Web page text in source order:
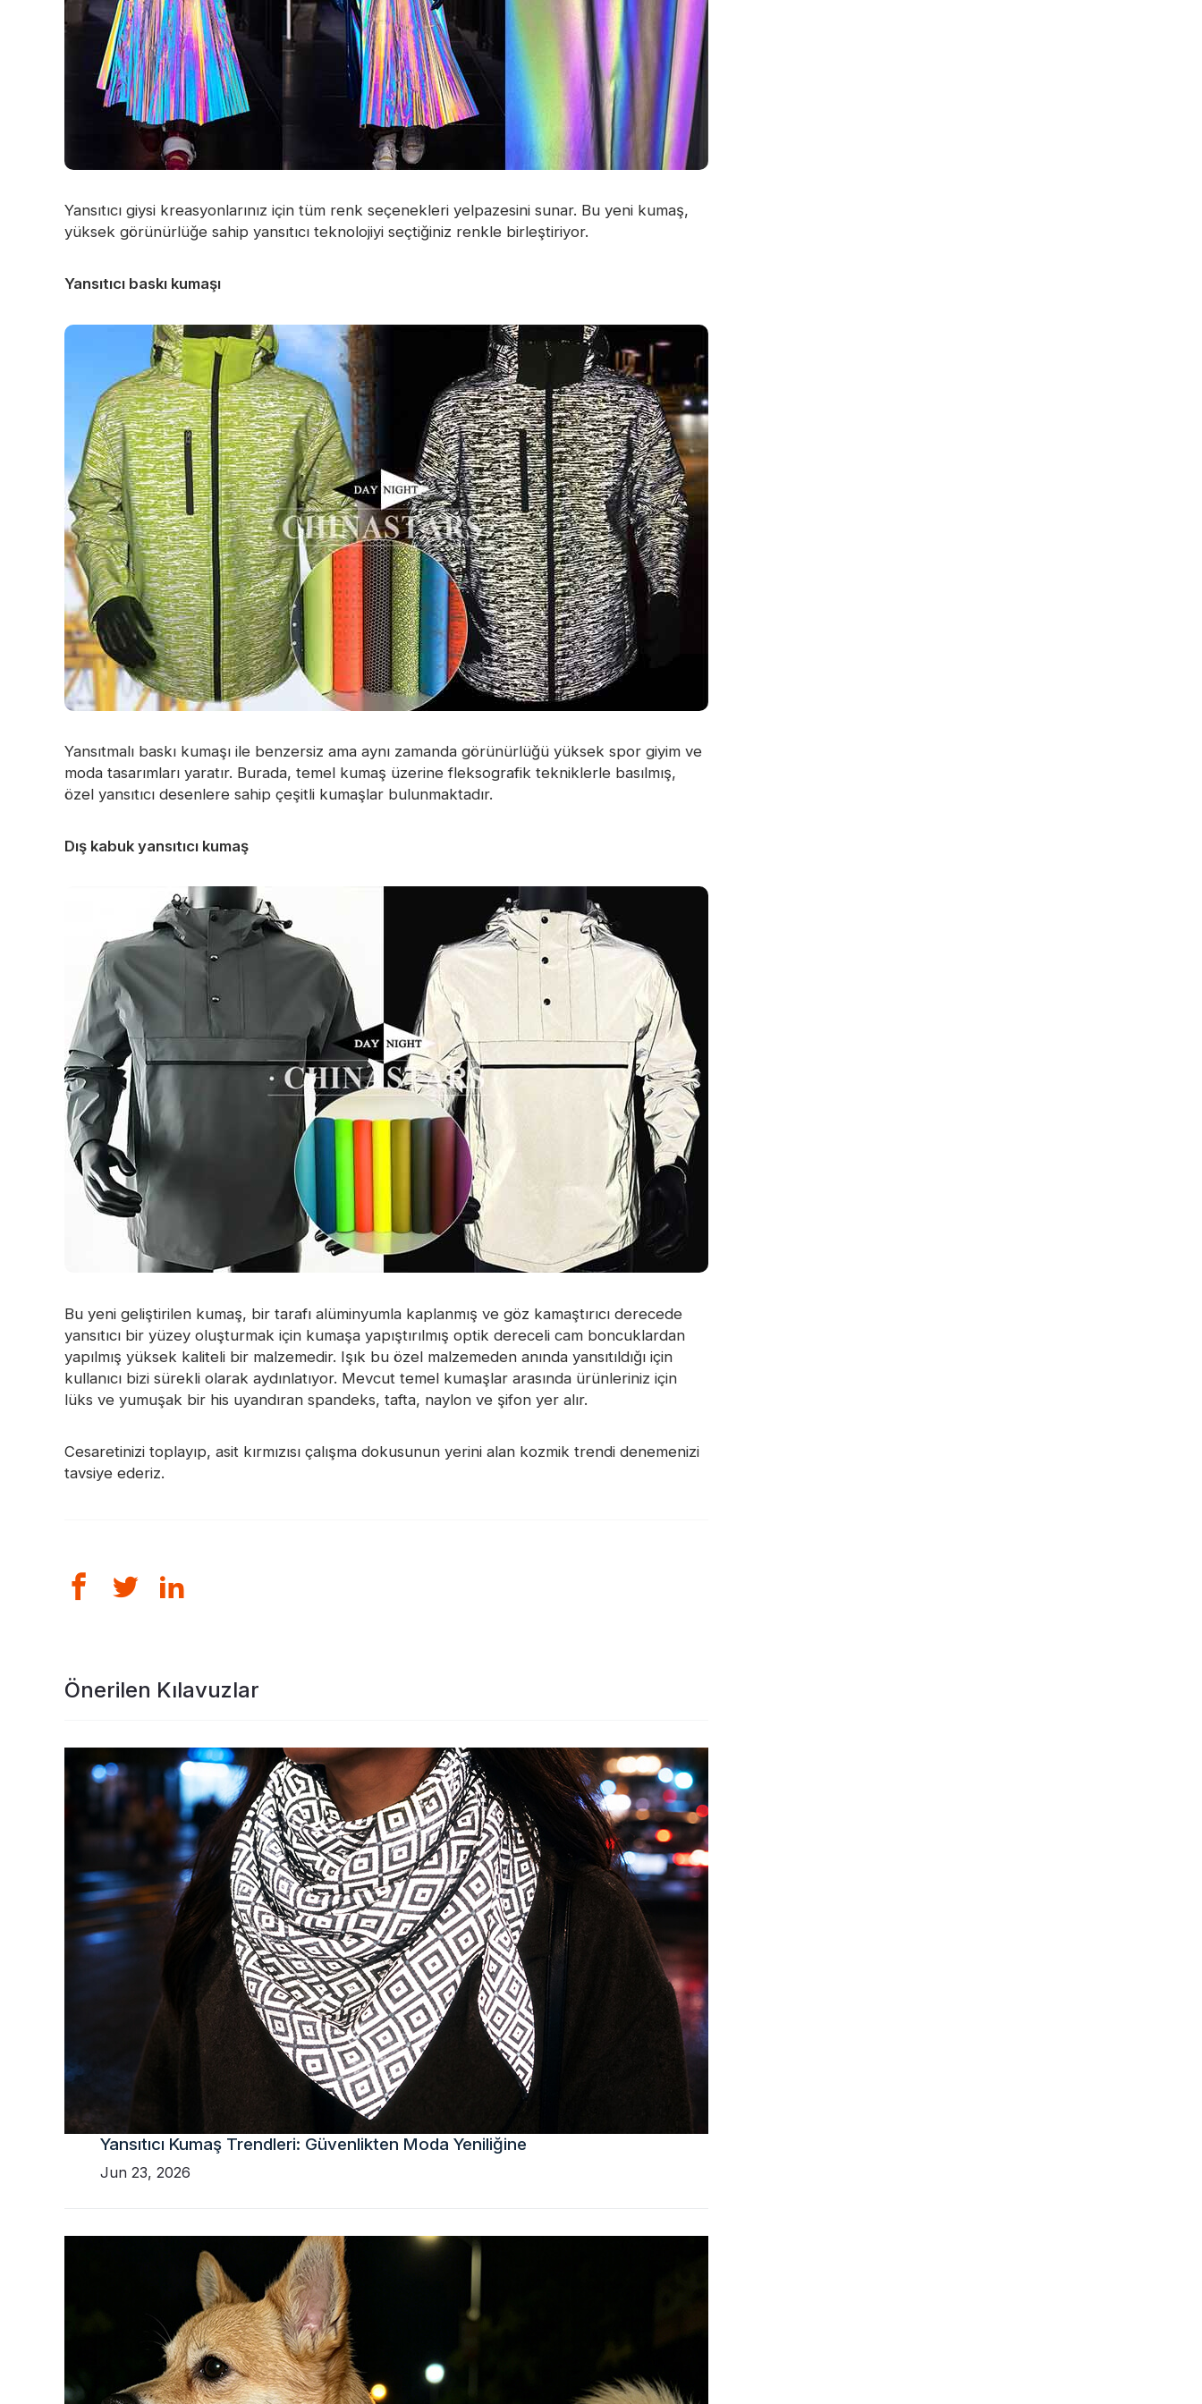
Yansıtıcı giysi kreasyonlarınız için tüm renk seçenekleri yelpazesini sunar. Bu yeni kumaş,
yüksek görünürlüğe sahip yansıtıcı teknolojiyi seçtiğiniz renkle birleştiriyor.
Yansıtıcı baskı kumaşı
Yansıtmalı baskı kumaşı ile benzersiz ama aynı zamanda görünürlüğü yüksek spor giyim ve
moda tasarımları yaratır. Burada, temel kumaş üzerine fleksografik tekniklerle basılmış,
özel yansıtıcı desenlere sahip çeşitli kumaşlar bulunmaktadır.
Dış kabuk yansıtıcı kumaş
Bu yeni geliştirilen kumaş, bir tarafı alüminyumla kaplanmış ve göz kamaştırıcı derecede
yansıtıcı bir yüzey oluşturmak için kumaşa yapıştırılmış optik dereceli cam boncuklardan
yapılmış yüksek kaliteli bir malzemedir. Işık bu özel malzemeden anında yansıtıldığı için
kullanıcı bizi sürekli olarak aydınlatıyor. Mevcut temel kumaşlar arasında ürünleriniz için
lüks ve yumuşak bir his uyandıran spandeks, tafta, naylon ve şifon yer alır.
Cesaretinizi toplayıp, asit kırmızısı çalışma dokusunun yerini alan kozmik trendi denemenizi
tavsiye ederiz.
Önerilen Kılavuzlar
Yansıtıcı Kumaş Trendleri: Güvenlikten Moda Yeniliğine
Jun 23, 2026